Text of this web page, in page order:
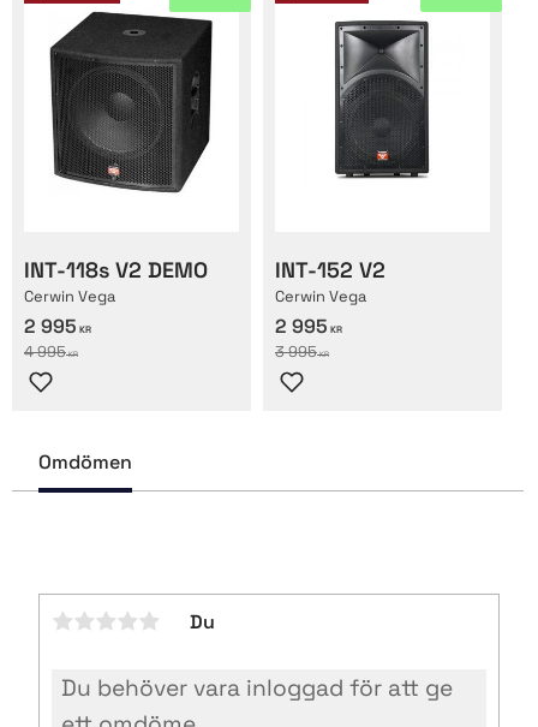
Omdömen
Du
INT-118s V2 DEMO
Cerwin Vega
2 995 KR
4 995KR
Lägg till i favoriter
INT-152 V2
Cerwin Vega
2 995 KR
3 995KR
Lägg till i favoriter